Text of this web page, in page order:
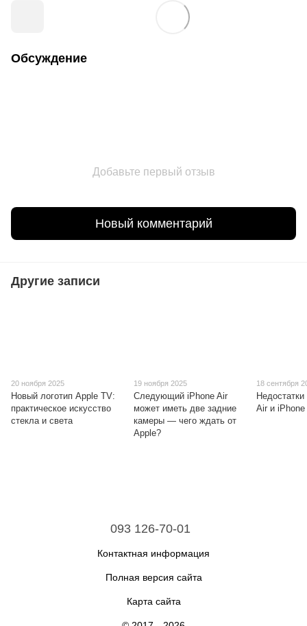
Обсуждение
Добавьте первый отзыв
Новый комментарий
Другие записи
20 ноября 2025
Новый логотип Apple TV:
практическое искусство
стекла и света
19 ноября 2025
Следующий iPhone Air
может иметь две задние
камеры — чего ждать от
Apple?
18 сентября
Air и
093 126-70-01
Контактная информация
Полная версия сайта
Карта сайта